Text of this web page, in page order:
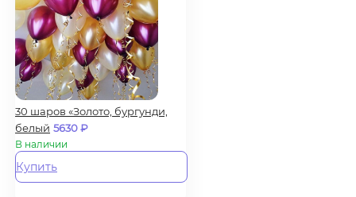
30 шаров «Золото, бургунди,
белый 5630₽
В наличии
Купить